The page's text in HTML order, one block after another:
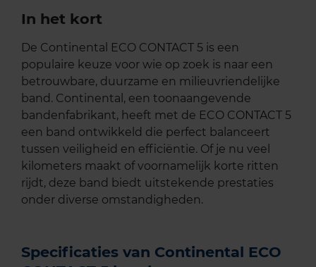
In het kort
De Continental ECO CONTACT 5 is een
populaire keuze voor wie op zoek is naar een
betrouwbare, duurzame en milieuvriendelijke
band. Continental, een toonaangevende
bandenfabrikant, heeft met de ECO CONTACT 5
een band ontwikkeld die perfect balanceert
tussen veiligheid en efficiëntie. Of je nu veel
kilometers maakt of voornamelijk korte ritten
rijdt, deze band biedt uitstekende prestaties
onder diverse omstandigheden.
Specificaties van Continental ECO